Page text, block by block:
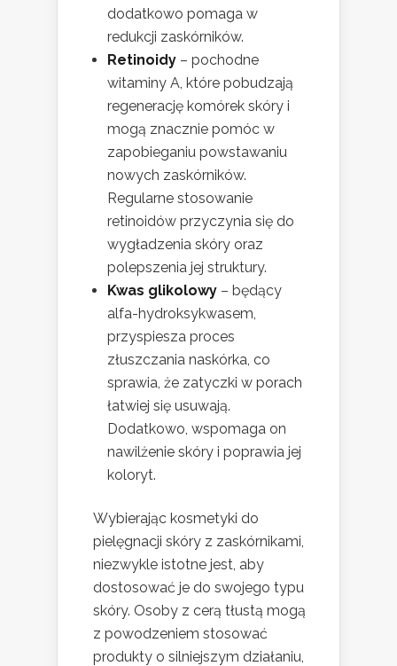
dodatkowo pomaga w
redukcji zaskórników.
Retinoidy – pochodne
witaminy A, które pobudzają
regenerację komórek skóry i
mogą znacznie pomóc w
zapobieganiu powstawaniu
nowych zaskórników.
Regularne stosowanie
retinoidów przyczynia się do
wygładzenia skóry oraz
polepszenia jej struktury.
Kwas glikolowy – będący
alfa-hydroksykwasem,
przyspiesza proces
złuszczania naskórka, co
sprawia, że zatyczki w porach
łatwiej się usuwają.
Dodatkowo, wspomaga on
nawilżenie skóry i poprawia jej
koloryt.
Wybierając kosmetyki do
pielęgnacji skóry z zaskórnikami,
niezwykle istotne jest, aby
dostosować je do swojego typu
skóry. Osoby z cerą tłustą mogą
z powodzeniem stosować
produkty o silniejszym działaniu,